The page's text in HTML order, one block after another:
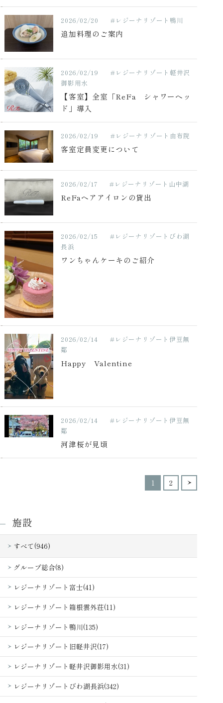
2026/02/20 #レジーナリゾート鴨川
追加料理のご案内
2026/02/19
#レジーナリゾート軽井沢
御影用水
【客室】全室「ReFa シャワーヘッ
ド」導入
2026/02/19 #レジーナリゾート由布院
客室定員変更について
2026/02/17 #レジーナリゾート山中湖
ReFaヘアアイロンの貸出
2026/02/15
#レジーナリゾートびわ湖
長浜
ワンちゃんケーキのご紹介
2026/02/14
#レジーナリゾート伊豆無
鄰
Happy Valentine
2026/02/14
#レジーナリゾート伊豆無
鄰
河津桜が見頃
1 2
施設
すべて(946)
グループ総合(8)
レジーナリゾート富士(41)
レジーナリゾート箱根雲外荘(11)
レジーナリゾート鴨川(135)
レジーナリゾート旧軽井沢(17)
レジーナリゾート軽井沢御影用水(31)
レジーナリゾートびわ湖長浜(342)